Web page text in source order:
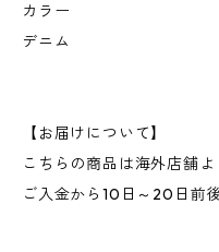
カラー
デニム
【お届けについて】
こちらの商品は海外店舗よ
ご入金から10日～20日前